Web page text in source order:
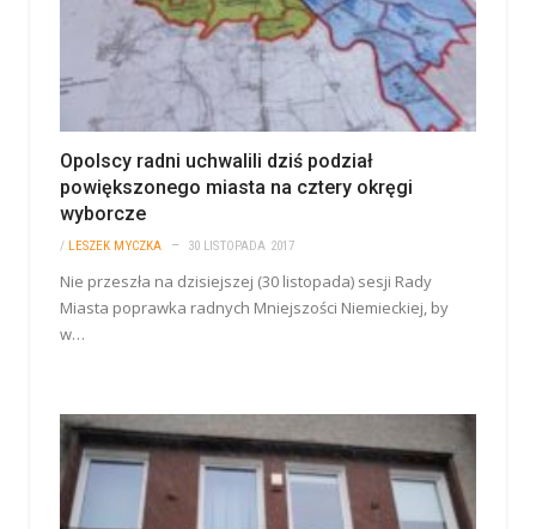
Opolscy radni uchwalili dziś podział
powiększonego miasta na cztery okręgi
wyborcze
/ LESZEK MYCZKA 30 LISTOPADA 2017
Nie przeszła na dzisiejszej (30 listopada) sesji Rady
Miasta poprawka radnych Mniejszości Niemieckiej, by
w…